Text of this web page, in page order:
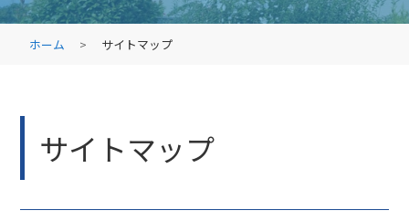
ホーム サイトマップ
サイトマップ